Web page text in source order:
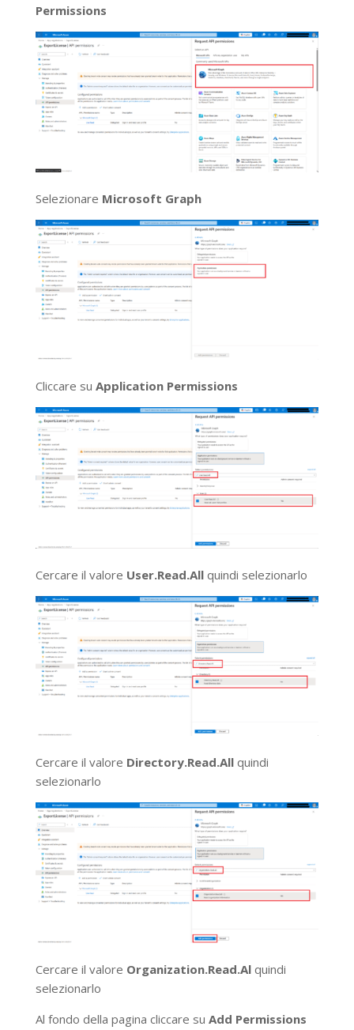
Permissions
Selezionare Microsoft Graph
Cliccare su Application Permissions
Cercare il valore User.Read.Allquindi selezionarlo
Cercare il valore Directory.Read.Allquindi
selezionarlo
Cercare il valore Organization.Read.Alquindi
selezionarlo
Al fondo della pagina cliccare su Add Permissions